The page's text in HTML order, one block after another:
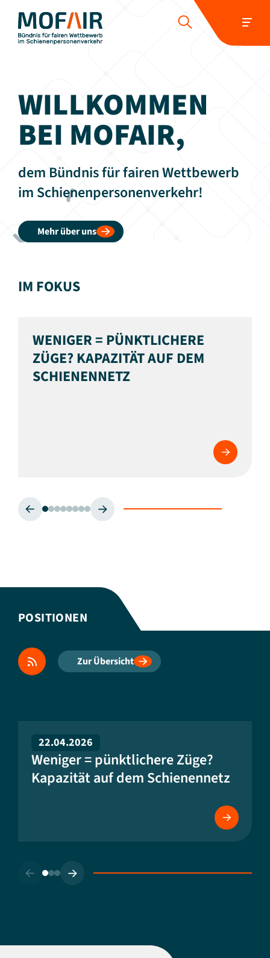
WETTBEWERBER-REPORT
PRESSE UND NEUIGKEITEN
SCHIENENJOBS
KONTAKT
Folgen Sie uns:
WILLKOMMEN
BEI MOFAIR,
dem Bündnis für fairen Wettbewerb
im Schienenpersonenverkehr!
Mehr über uns
IM FOKUS
WENIGER = PÜNKTLICHERE
ZÜGE? KAPAZITÄT AUF DEM
SCHIENENNETZ
POSITIONEN
Zur Übersicht
22.04.2026
Weniger = pünktlichere Züge?
Kapazität auf dem Schienennetz